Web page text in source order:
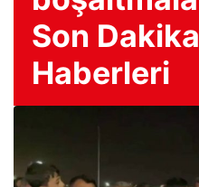
Son
Haberleri